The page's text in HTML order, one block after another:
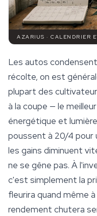
AZARIUS · CALENDRIER
Les autos
récolte, on est
plupart des
à la coupe — le
énergétique et
poussent à 20/4 pour
les gains diminuent
ne se gêne pas. À
c'est simplement la
fleurira quand même
rendement chutera